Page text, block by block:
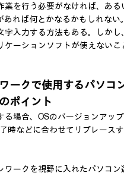
業を行う必要がなければ、ある
あれば何とかなるかもしれない
字入力する方法もある。しかし
ケーションソフトが使えないこ
ークで使用するパソコ
ポイント
る場合、OSのバージョンアッ
時などに合わせてリプレース
ークを視野に入れたパソコン